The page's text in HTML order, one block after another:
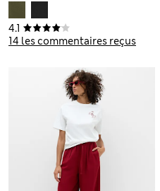
4.1
14 les commentaires reçus